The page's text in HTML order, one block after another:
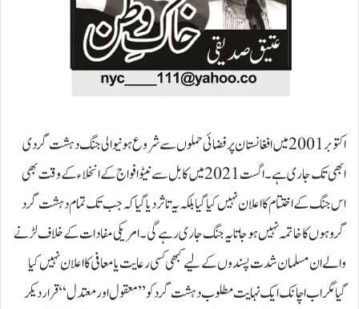
اکتوبر 2001 میں افغانستان پر فضائی حملوں سے شروع ہونیوالی جنگ دہشت گردی
ابھی تک جاری ہے۔ اگست 2021 میں کابل سے نیٹو افواج کے انخلاء کے وقت بھی
اس جنگ کے اختتام کا اعلان نہیں کیا گیا بلکہ یہ تاثر دیا گیا کہ جب تک تمام دہشت گرد
گروہوں کا خاتمہ نہیں ہوجاتا یہ جنگ جاری رہے گی۔ امریکی مفادات کے خلاف لڑنے
والے ان مسلمان شدت پسندوں کے لیے کبھی کسی رعایت یا معافی کا اعلان نہیں کیا
گیامگر اب اچانک ایک نہایت مطلوب دہشت گرد کو ’’ معقول اور معتدل‘‘ قرار دیکر